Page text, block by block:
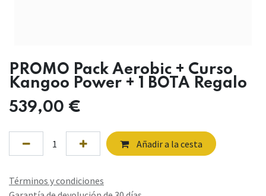
PROMO Pack Aerobic + Curso
Kangoo Power + 1 BOTA Regalo
539,00 €
Añadir a la cesta
Términos y condiciones